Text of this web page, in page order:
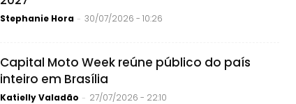
Stephanie Hora - 30/07/2026 - 10:26
Capital Moto Week reúne público do país
inteiro em Brasília
Katielly Valadão - 27/07/2026 - 22:10